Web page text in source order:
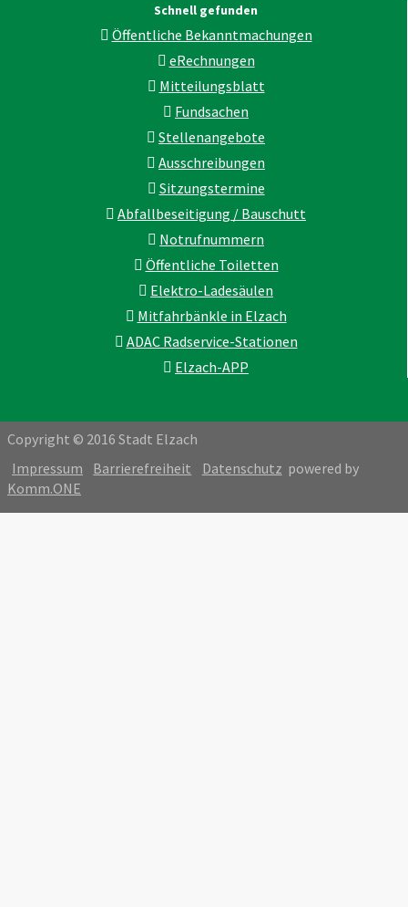
Schnell gefunden
Öffentliche Bekanntmachungen
eRechnungen
Mitteilungsblatt
Fundsachen
Stellenangebote
Ausschreibungen
Sitzungstermine
Abfallbeseitigung / Bauschutt
Notrufnummern
Öffentliche Toiletten
Elektro-Ladesäulen
Mitfahrbänkle in Elzach
ADAC Radservice-Stationen
Elzach-APP
Copyright © 2016 Stadt Elzach
Impressum
Barrierefreiheit Datenschutz powered by
Komm.ONE